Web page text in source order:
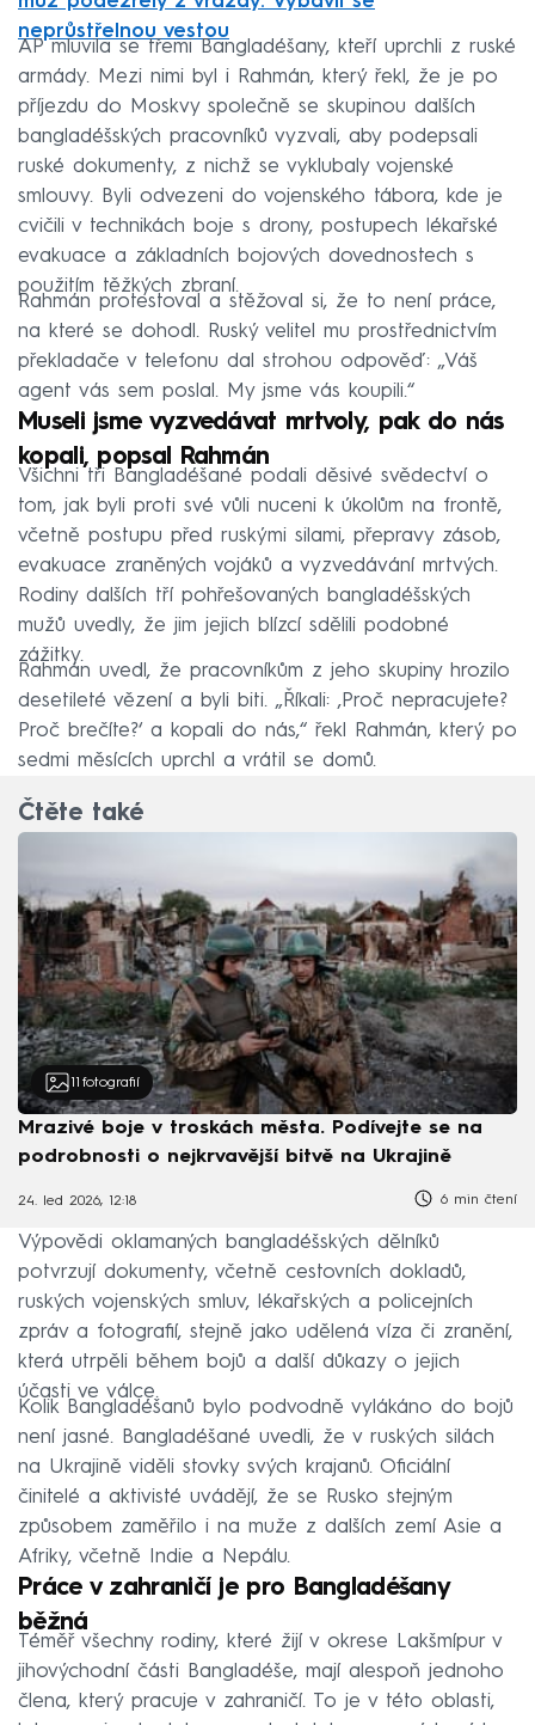
neprůstřelnou vestou
AP mluvila se třemi Bangladéšany, kteří uprchli z ruské
armády. Mezi nimi byl i Rahmán, který řekl, že je po
příjezdu do Moskvy společně se skupinou dalších
bangladéšských pracovníků vyzvali, aby podepsali
ruské dokumenty, z nichž se vyklubaly vojenské
smlouvy. Byli odvezeni do vojenského tábora, kde je
cvičili v technikách boje s drony, postupech lékařské
evakuace a základních bojových dovednostech s
použitím těžkých zbraní.
Rahmán protestoval a stěžoval si, že to není práce,
na které se dohodl. Ruský velitel mu prostřednictvím
překladače v telefonu dal strohou odpověď: „Váš
agent vás sem poslal. My jsme vás koupili.“
Museli jsme vyzvedávat mrtvoly, pak do nás
kopali, popsal Rahmán
Všichni tři Bangladéšané podali děsivé svědectví o
tom, jak byli proti své vůli nuceni k úkolům na frontě,
včetně postupu před ruskými silami, přepravy zásob,
evakuace zraněných vojáků a vyzvedávání mrtvých.
Rodiny dalších tří pohřešovaných bangladéšských
mužů uvedly, že jim jejich blízcí sdělili podobné
zážitky.
Rahmán uvedl, že pracovníkům z jeho skupiny hrozilo
desetileté vězení a byli biti. „Říkali: ‚Proč nepracujete?
Proč brečíte?‘ a kopali do nás,“ řekl Rahmán, který po
sedmi měsících uprchl a vrátil se domů.
Čtěte také
11 fotografií
Mrazivé boje v troskách města. Podívejte se na
podrobnosti o nejkrvavější bitvě na Ukrajině
24. led 2026, 12:18 6 min čtení
Výpovědi oklamaných bangladéšských dělníků
potvrzují dokumenty, včetně cestovních dokladů,
ruských vojenských smluv, lékařských a policejních
zpráv a fotografií, stejně jako udělená víza či zranění,
která utrpěli během bojů a další důkazy o jejich
účasti ve válce.
Kolik Bangladéšanů bylo podvodně vylákáno do bojů
není jasné. Bangladéšané uvedli, že v ruských silách
na Ukrajině viděli stovky svých krajanů. Oficiální
činitelé a aktivisté uvádějí, že se Rusko stejným
způsobem zaměřilo i na muže z dalších zemí Asie a
Afriky, včetně Indie a Nepálu.
Práce v zahraničí je pro Bangladéšany
běžná
Téměř všechny rodiny, které žijí v okrese Lakšmípur v
jihovýchodní části Bangladéše, mají alespoň jednoho
člena, který pracuje v zahraničí. To je v této oblasti,